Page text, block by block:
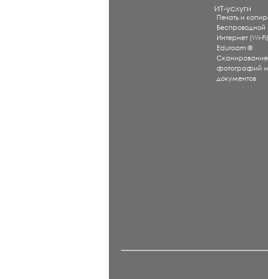
ИТ-услуги
Печать и
Беспроводной
Интернет (Wi-
Eduroam ®
Сканирование
фотографий и
документов